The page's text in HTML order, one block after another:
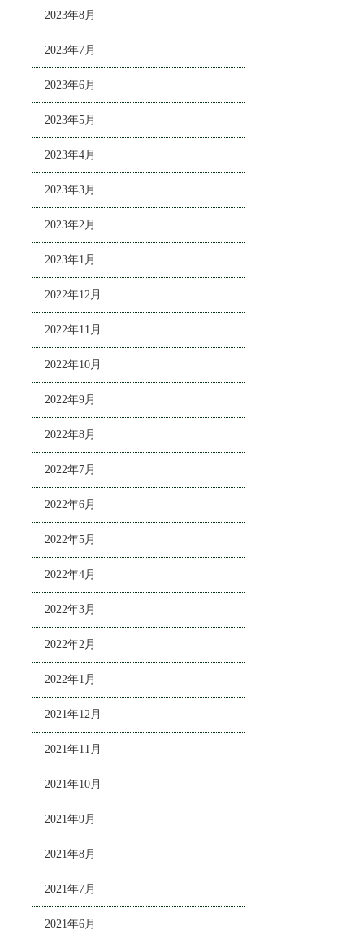
2023年8月
2023年7月
2023年6月
2023年5月
2023年4月
2023年3月
2023年2月
2023年1月
2022年12月
2022年11月
2022年10月
2022年9月
2022年8月
2022年7月
2022年6月
2022年5月
2022年4月
2022年3月
2022年2月
2022年1月
2021年12月
2021年11月
2021年10月
2021年9月
2021年8月
2021年7月
2021年6月